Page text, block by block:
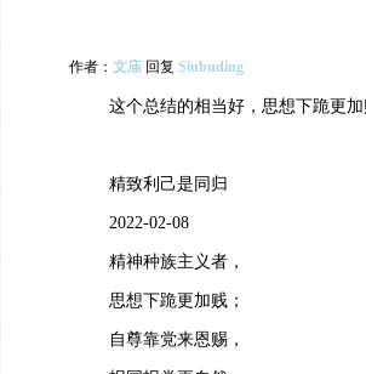
作者： 文庙 回复 Siubuding
这个总结的相当好，思想下跪更加
精致利己是同归
2022-02-08
精神种族主义者，
思想下跪更加贱；
自尊靠党来恩赐，